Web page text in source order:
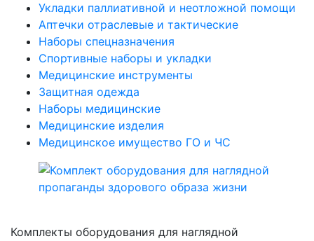
Укладки паллиативной и неотложной помощи
Аптечки отраслевые и тактические
Наборы спецназначения
Спортивные наборы и укладки
Медицинские инструменты
Защитная одежда
Наборы медицинские
Медицинские изделия
Медицинское имущество ГО и ЧС
Комплекты оборудования для наглядной